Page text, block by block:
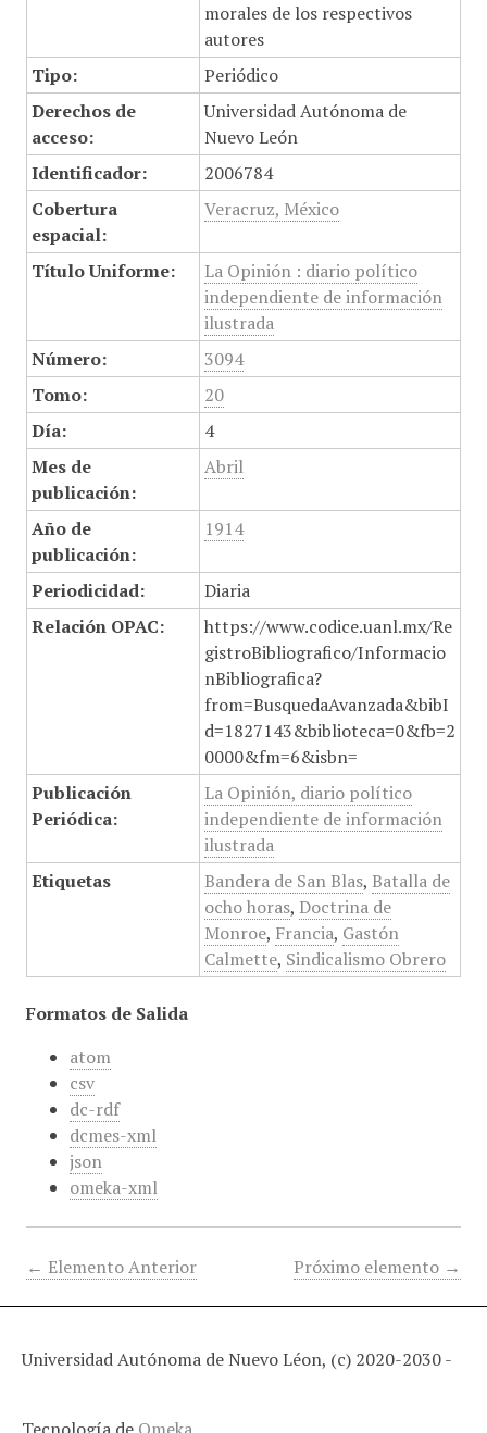
morales de los respectivos
autores
Tipo:
Periódico
Derechos de
acceso:
Universidad Autónoma de
Nuevo León
Identificador:
2006784
Cobertura
espacial:
Veracruz, México
Título Uniforme:
La Opinión : diario político
independiente de información
ilustrada
Número:
3094
Tomo:
20
Día:
4
Mes de
publicación:
Abril
Año de
publicación:
1914
Periodicidad:
Diaria
Relación OPAC:
https://www.codice.uanl.mx/Re
gistroBibliografico/Informacio
nBibliografica?
from=BusquedaAvanzada&bibI
d=1827143&biblioteca=0&fb=2
0000&fm=6&isbn=
Publicación
Periódica:
La Opinión, diario político
independiente de información
ilustrada
Etiquetas
Bandera de San Blas, Batalla de
ocho horas, Doctrina de
Monroe, Francia, Gastón
Calmette, Sindicalismo Obrero
Formatos de Salida
atom
csv
dc-rdf
dcmes-xml
json
omeka-xml
← Elemento Anterior Próximo elemento →
Universidad Autónoma de Nuevo Léon, (c) 2020-2030 -